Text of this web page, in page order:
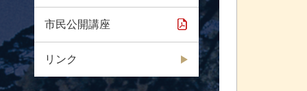
市民公開講座
リンク